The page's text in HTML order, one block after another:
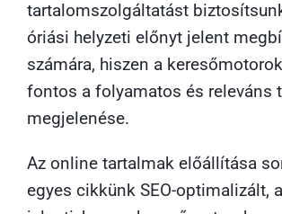
tartalomszolgáltatást
óriási helyzeti előnyt jelent
számára, hiszen a
fontos a folyamatos és releváns
megjelenése.
Az online tartalmak előállítása
egyes cikkünk SEO-optimalizált,